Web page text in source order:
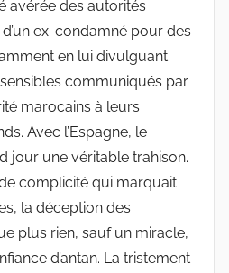
avérée des autorités
ex-condamné pour des
en lui divulguant
communiqués par
marocains à leurs
Avec l’Espagne, le
jour une véritable trahison.
complicité qui marquait
la déception des
plus rien, sauf un miracle,
d’antan. La tristement